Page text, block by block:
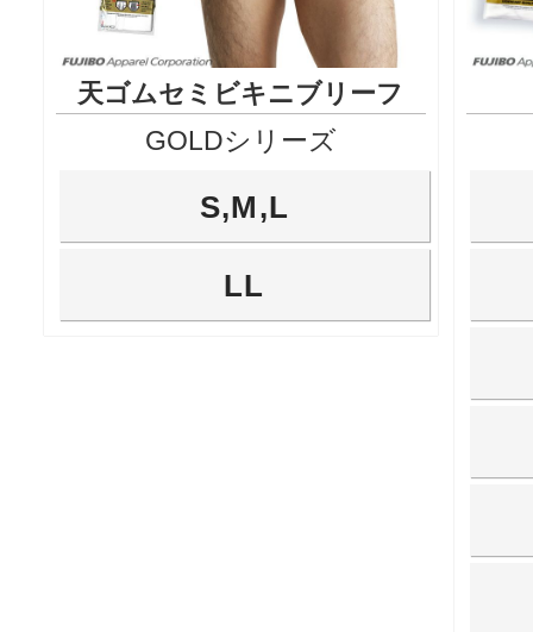
天ゴムセミビキニブリーフ
GOLDシリーズ
S,M,L
LL